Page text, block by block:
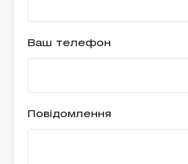
Ваш телефон
Повідомлення